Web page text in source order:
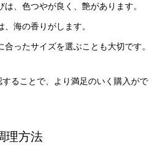
、色つやが良く、艶があります。
海の香りがします。
ったサイズを選ぶことも大切です。
ることで、より満足のいく購入がで
理方法